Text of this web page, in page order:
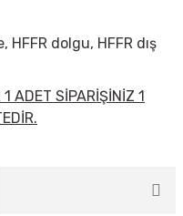
HFFR dolgu, HFFR dış
ADET SİPARİŞİNİZ 1